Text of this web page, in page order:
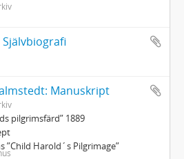
Manuskript
pilgrimsfärd” 1889
”Child Harold´s Pilgrimage”